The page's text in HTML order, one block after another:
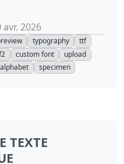
avr. 2026
typography
ttf
custom font
upload
alphabet specimen
TEXTE